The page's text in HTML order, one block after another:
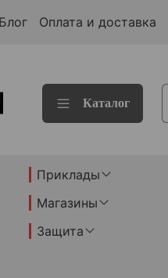
Блог Оплата и доставка
Каталог
Приклады
Магазины
Защита